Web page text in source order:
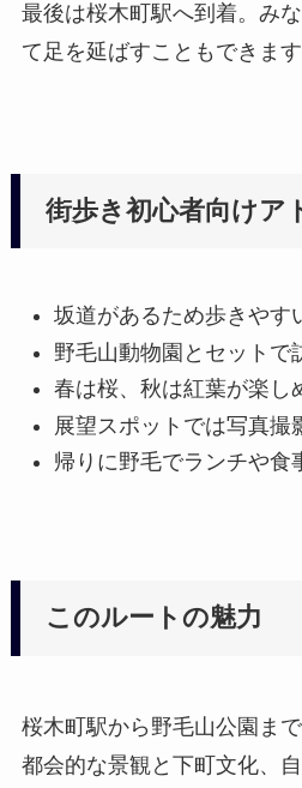
最後は桜木町駅へ到着。み
て足を延ばすこともできます
街歩き初心者向けア
坂道があるため歩きやす
野毛山動物園とセットで
春は桜、秋は紅葉が楽し
展望スポットでは写真撮
帰りに野毛でランチや食
このルートの魅力
桜木町駅から野毛山公園ま
都会的な景観と下町文化、